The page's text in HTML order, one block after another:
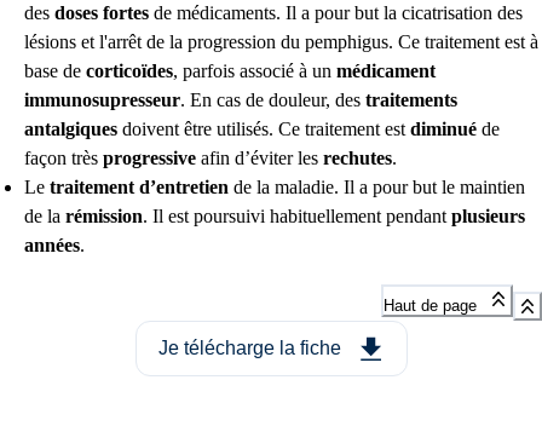
des doses fortes de médicaments. Il a pour but la cicatrisation des
lésions et l'arrêt de la progression du pemphigus. Ce traitement est à
base de corticoïdes, parfois associé à un médicament
immunosupresseur. En cas de douleur, des traitements
antalgiques doivent être utilisés. Ce traitement est diminué de
façon très progressive afin d’éviter les rechutes.
Le traitement d’entretien de la maladie. Il a pour but le maintien
de la rémission. Il est poursuivi habituellement pendant plusieurs
années.
Haut de page
Je télécharge la fiche